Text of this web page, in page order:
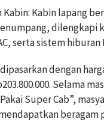
Kabin: Kabin lapang
dilengkapi
serta sistem hiburan
dengan
Selama
Super Cab”,
beragam